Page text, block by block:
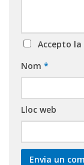
Accepto la
Nom *
Lloc web